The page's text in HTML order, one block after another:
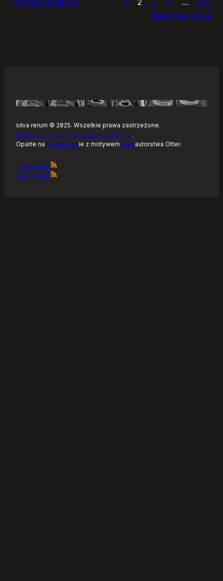
Następna strona
silva rerum © 2025. Wszelkie prawa zastrzeżone.
Polityka prywatności, ciastka i takie tam.
Oparte na WordPressie z motywem Raft autorstwa Otter.
Kanał RSS
Kanał Atom